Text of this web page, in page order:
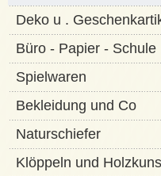
Deko u .
Büro - Papier - Schule
Spielwaren
Bekleidung und Co
Naturschiefer
Klöppeln und